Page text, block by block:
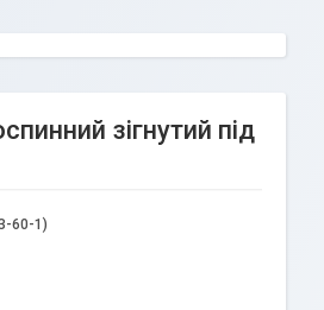
зігнутий під
60-1)